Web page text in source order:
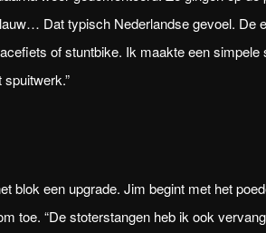
Dat typisch Nederlandse gevoel. De
of stuntbike. Ik maakte een
blok een upgrade. Jim begint met het
toe. “De stoterstangen heb ik ook